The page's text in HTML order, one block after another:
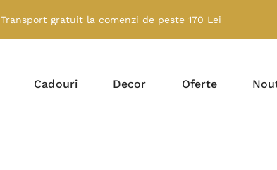
Transport gratuit la comenzi de peste 170 Lei
Cadouri Decor Oferte